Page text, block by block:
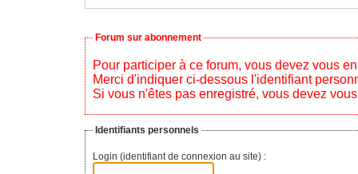
Forum sur abonnement
Pour participer à ce forum, vous devez vous enregistrer au préalable.
Merci d'indiquer ci-dessous l'identifiant personnel qui vous a été fourni.
Si vous n'êtes pas enregistré, vous devez
Identifiants personnels
Login (identifiant de connexion au site) :